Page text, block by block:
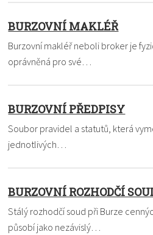
BURZOVNÍ MAKLÉŘ
Burzovní makléř neboli broker je
oprávněná pro své…
BURZOVNÍ PŘEDPISY
Soubor pravidel a statutů, která
jednotlivých…
BURZOVNÍ ROZHODČÍ
Stálý rozhodčí soud při Burze
působí jako nezávislý…